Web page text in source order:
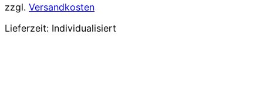
zzgl. Versandkosten
Lieferzeit: Individualisiert